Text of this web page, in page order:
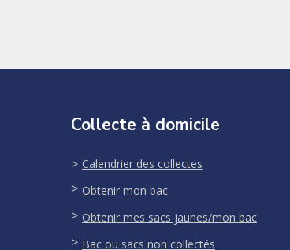
Collecte à domicile
Calendrier des collectes
Obtenir mon bac
Obtenir mes sacs jaunes/mon bac
Bac ou sacs non collectés